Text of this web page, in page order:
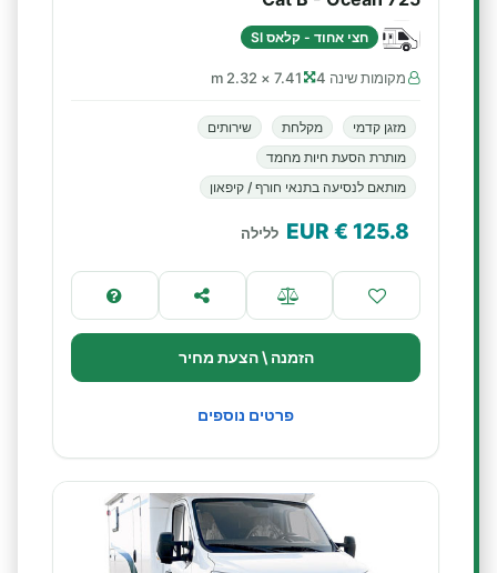
חצי אחוד - קלאס SI
מקומות שינה 4 7.41 × 2.32 m
מזגן קדמי מקלחת
שירותים
מותרת הסעת חיות מחמד
מותאם לנסיעה בתנאי חורף / קיפאון
125.8
€ EUR ללילה
הזמנה \ הצעת מחיר
פרטים נוספים